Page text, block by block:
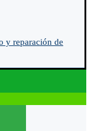
y reparación de